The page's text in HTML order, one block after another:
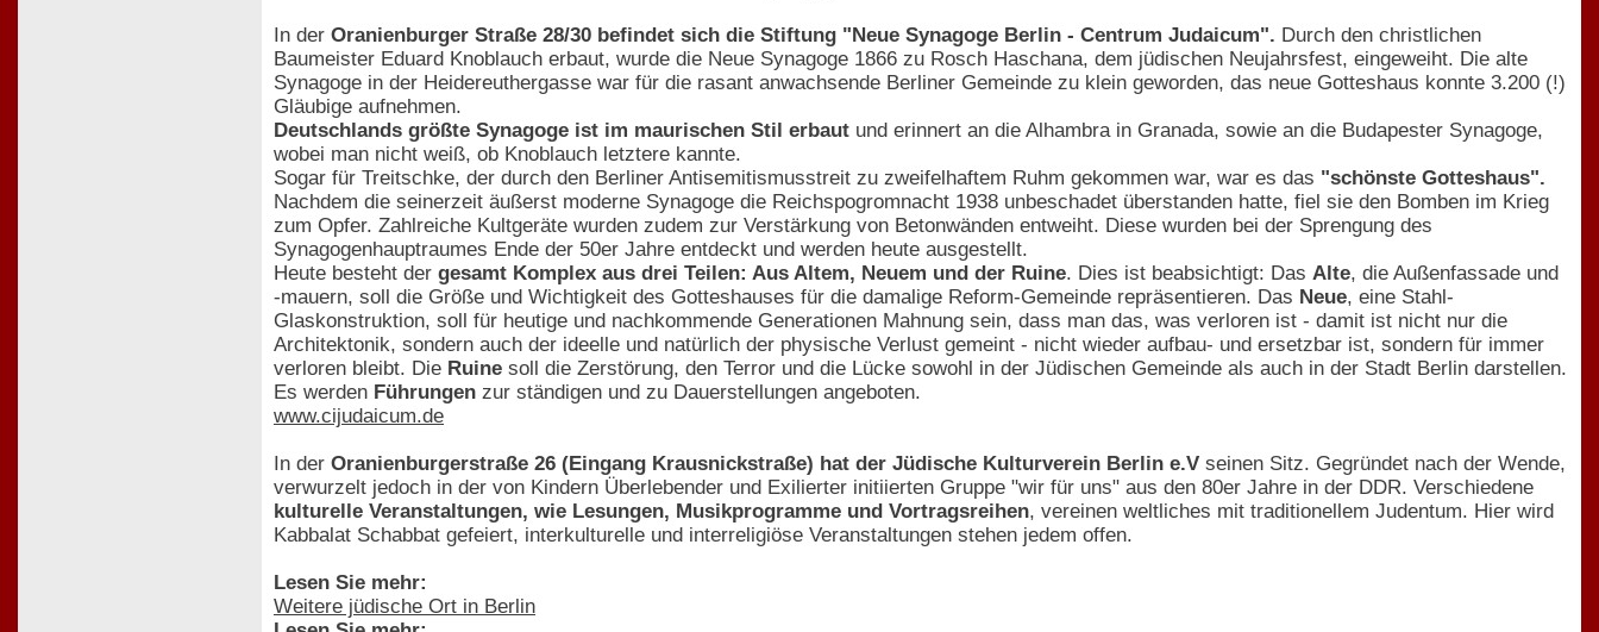
In der Oranienburger Straße 28/30 befindet sich die Stiftung "Neue Synagoge Berlin - Centrum Judaicum". Durch den christlichen
Baumeister Eduard Knoblauch erbaut, wurde die Neue Synagoge 1866 zu Rosch Haschana, dem jüdischen Neujahrsfest, eingeweiht. Die alte
Synagoge in der Heidereuthergasse war für die rasant anwachsende Berliner Gemeinde zu klein geworden, das neue Gotteshaus konnte 3.200 (!)
Gläubige aufnehmen.
Deutschlands größte Synagoge ist im maurischen Stil erbaut und erinnert an die Alhambra in Granada, sowie an die Budapester Synagoge,
wobei man nicht weiß, ob Knoblauch letztere kannte.
Sogar für Treitschke, der durch den Berliner Antisemitismusstreit zu zweifelhaftem Ruhm gekommen war, war es das "schönste Gotteshaus".
Nachdem die seinerzeit äußerst moderne Synagoge die Reichspogromnacht 1938 unbeschadet überstanden hatte, fiel sie den Bomben im Krieg
zum Opfer. Zahlreiche Kultgeräte wurden zudem zur Verstärkung von Betonwänden entweiht. Diese wurden bei der Sprengung des
Synagogenhauptraumes Ende der 50er Jahre entdeckt und werden heute ausgestellt.
Heute besteht der gesamt Komplex aus drei Teilen: Aus Altem, Neuem und der Ruine. Dies ist beabsichtigt: Das Alte, die Außenfassade und
-mauern, soll die Größe und Wichtigkeit des Gotteshauses für die damalige Reform-Gemeinde repräsentieren. Das Neue, eine Stahl-
Glaskonstruktion, soll für heutige und nachkommende Generationen Mahnung sein, dass man das, was verloren ist - damit ist nicht nur die
Architektonik, sondern auch der ideelle und natürlich der physische Verlust gemeint - nicht wieder aufbau- und ersetzbar ist, sondern für immer
verloren bleibt. Die Ruine soll die Zerstörung, den Terror und die Lücke sowohl in der Jüdischen Gemeinde als auch in der Stadt Berlin darstellen.
Es werden Führungen zur ständigen und zu Dauerstellungen angeboten.
www.cijudaicum.de
In der Oranienburgerstraße 26 (Eingang Krausnickstraße) hat der Jüdische Kulturverein Berlin e.V seinen Sitz. Gegründet nach der Wende,
verwurzelt jedoch in der von Kindern Überlebender und Exilierter initiierten Gruppe "wir für uns" aus den 80er Jahre in der DDR. Verschiedene
kulturelle Veranstaltungen, wie Lesungen, Musikprogramme und Vortragsreihen, vereinen weltliches mit traditionellem Judentum. Hier wird
Kabbalat Schabbat gefeiert, interkulturelle und interreligiöse Veranstaltungen stehen jedem offen.
Lesen Sie mehr:
Weitere jüdische Ort in Berlin